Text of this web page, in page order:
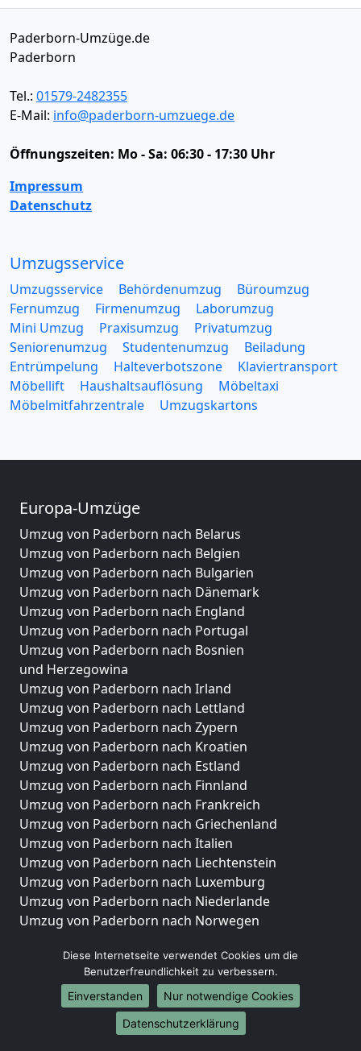
Paderborn-Umzüge.de
Paderborn
Tel.: 01579-2482355
E-Mail: info@paderborn-umzuege.de
Öffnungszeiten: Mo - Sa: 06:30 - 17:30 Uhr
Impressum
Datenschutz
Umzugsservice
Umzugsservice Behördenumzug
Büroumzug
Fernumzug
Firmenumzug
Laborumzug
Mini Umzug
Praxisumzug
Privatumzug
Seniorenumzug
Studentenumzug
Beiladung
Entrümpelung
Halteverbotszone
Klaviertransport
Möbellift
Haushaltsauflösung
Möbeltaxi
Möbelmitfahrzentrale
Umzugskartons
Europa-Umzüge
Umzug von Paderborn nach Belarus
Umzug von Paderborn nach Belgien
Umzug von Paderborn nach Bulgarien
Umzug von Paderborn nach Dänemark
Umzug von Paderborn nach England
Umzug von Paderborn nach Portugal
Umzug von Paderborn nach Bosnien
und Herzegowina
Umzug von Paderborn nach Irland
Umzug von Paderborn nach Lettland
Umzug von Paderborn nach Zypern
Umzug von Paderborn nach Kroatien
Umzug von Paderborn nach Estland
Umzug von Paderborn nach Finnland
Umzug von Paderborn nach Frankreich
Umzug von Paderborn nach Griechenland
Umzug von Paderborn nach Italien
Umzug von Paderborn nach Liechtenstein
Umzug von Paderborn nach Luxemburg
Umzug von Paderborn nach Niederlande
Umzug von Paderborn nach Norwegen
Umzüge-Deutschlandweit
Umzug von Paderborn nach Berlin
Umzug von Paderborn nach Hamburg
Umzug von Paderborn nach München
Umzug von Paderborn nach Köln
Diese Internetseite verwendet Cookies um die
Benutzerfreundlichkeit zu verbessern.
Einverstanden
Nur notwendige Cookies
Datenschutzerklärung